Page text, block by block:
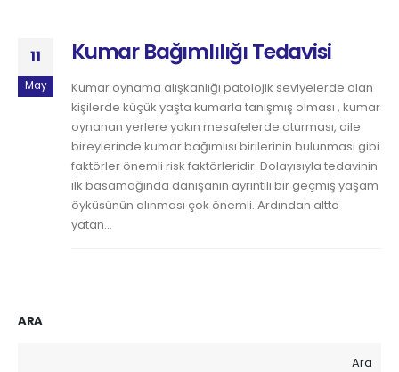
11
May
Kumar Bağımlılığı Tedavisi
Kumar oynama alışkanlığı patolojik seviyelerde olan
kişilerde küçük yaşta kumarla tanışmış olması , kumar
oynanan yerlere yakın mesafelerde oturması, aile
bireylerinde kumar bağımlısı birilerinin bulunması gibi
faktörler önemli risk faktörleridir. Dolayısıyla tedavinin
ilk basamağında danışanın ayrıntılı bir geçmiş yaşam
öyküsünün alınması çok önemli. Ardından altta
yatan...
ARA
Ara